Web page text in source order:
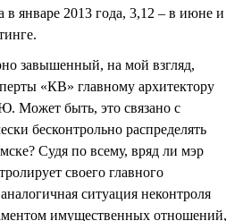
январе 2013 года, 3,12 – в июне и
завышенный, на мой взгляд,
«КВ» главному архитектору
быть, это связано с
бесконтрольно распределять
Судя по всему, вряд ли мэр
своего главного
ситуация неконтроля
имущественных отношений,